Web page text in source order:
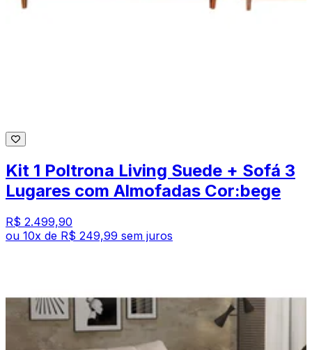
Kit 1 Poltrona Living Suede + Sofá 3
Lugares com Almofadas Cor:bege
R$ 2.499,90
ou 10x de R$ 249,99 sem juros